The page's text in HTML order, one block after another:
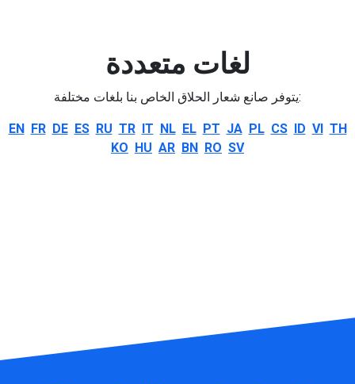
لغات متعددة
يتوفر صانع شعار الحلاق الخاص بنا بلغات مختلفة:
EN FR DE ES RU TR IT NL EL PT JA PL CS ID VI TH
KO HU AR BN RO SV